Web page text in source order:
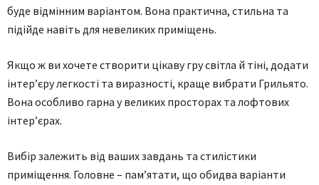
буде відмінним варіантом. Вона практична, стильна та
підійде навіть для невеликих приміщень.
Якщо ж ви хочете створити цікаву гру світла й тіні, додати
інтер’єру легкості та виразності, краще вибрати Грильято.
Вона особливо гарна у великих просторах та лофтових
інтер’єрах.
Вибір залежить від ваших завдань та стилістики
приміщення. Головне – пам’ятати, що обидва варіанти